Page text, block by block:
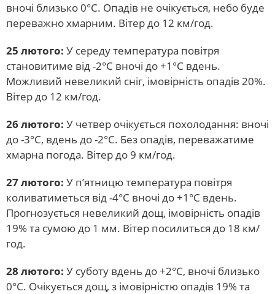
вночі близько 0°С. Опадів не очікується, небо буде
переважно хмарним. Вітер до 12 км/год.
25 лютого: У середу температура повітря
становитиме від -2°С вночі до +1°С вдень.
Можливий невеликий сніг, імовірність опадів 20%.
Вітер до 12 км/год.
26 лютого: У четвер очікується похолодання: вночі
до -3°С, вдень до -2°С. Без опадів, переважатиме
хмарна погода. Вітер до 9 км/год.
27 лютого: У п’ятницю температура повітря
коливатиметься від -4°С вночі до +1°С вдень.
Прогнозується невеликий дощ, імовірність опадів
19% та сумою до 1 мм. Вітер посилиться до 18 км/
год.
28 лютого: У суботу вдень до +2°С, вночі близько
0°С. Очікується дощ, з імовірністю опадів 19% та